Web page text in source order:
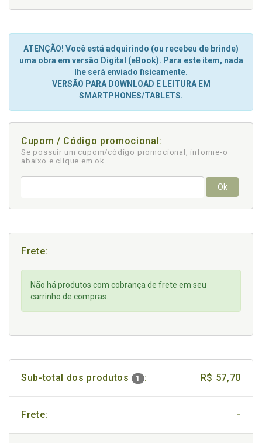
ATENÇÃO! Você está adquirindo (ou recebeu de brinde)
uma obra em versão Digital (eBook). Para este item, nada
lhe será enviado fisicamente.
VERSÃO PARA DOWNLOAD E LEITURA EM
SMARTPHONES/TABLETS.
Cupom / Código promocional:
Se possuir um cupom/código promocional, informe-o
abaixo e clique em ok
Ok
Frete:
Não há produtos com cobrança de frete em seu
carrinho de compras.
Sub-total dos produtos 1 : R$ 57,70
Frete: -